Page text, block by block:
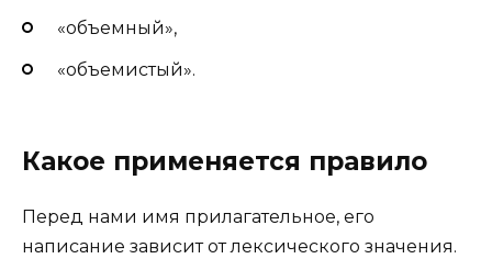
«объемный»,
«объемистый».
Какое применяется правило
Перед нами имя прилагательное, его
написание зависит от лексического значения.